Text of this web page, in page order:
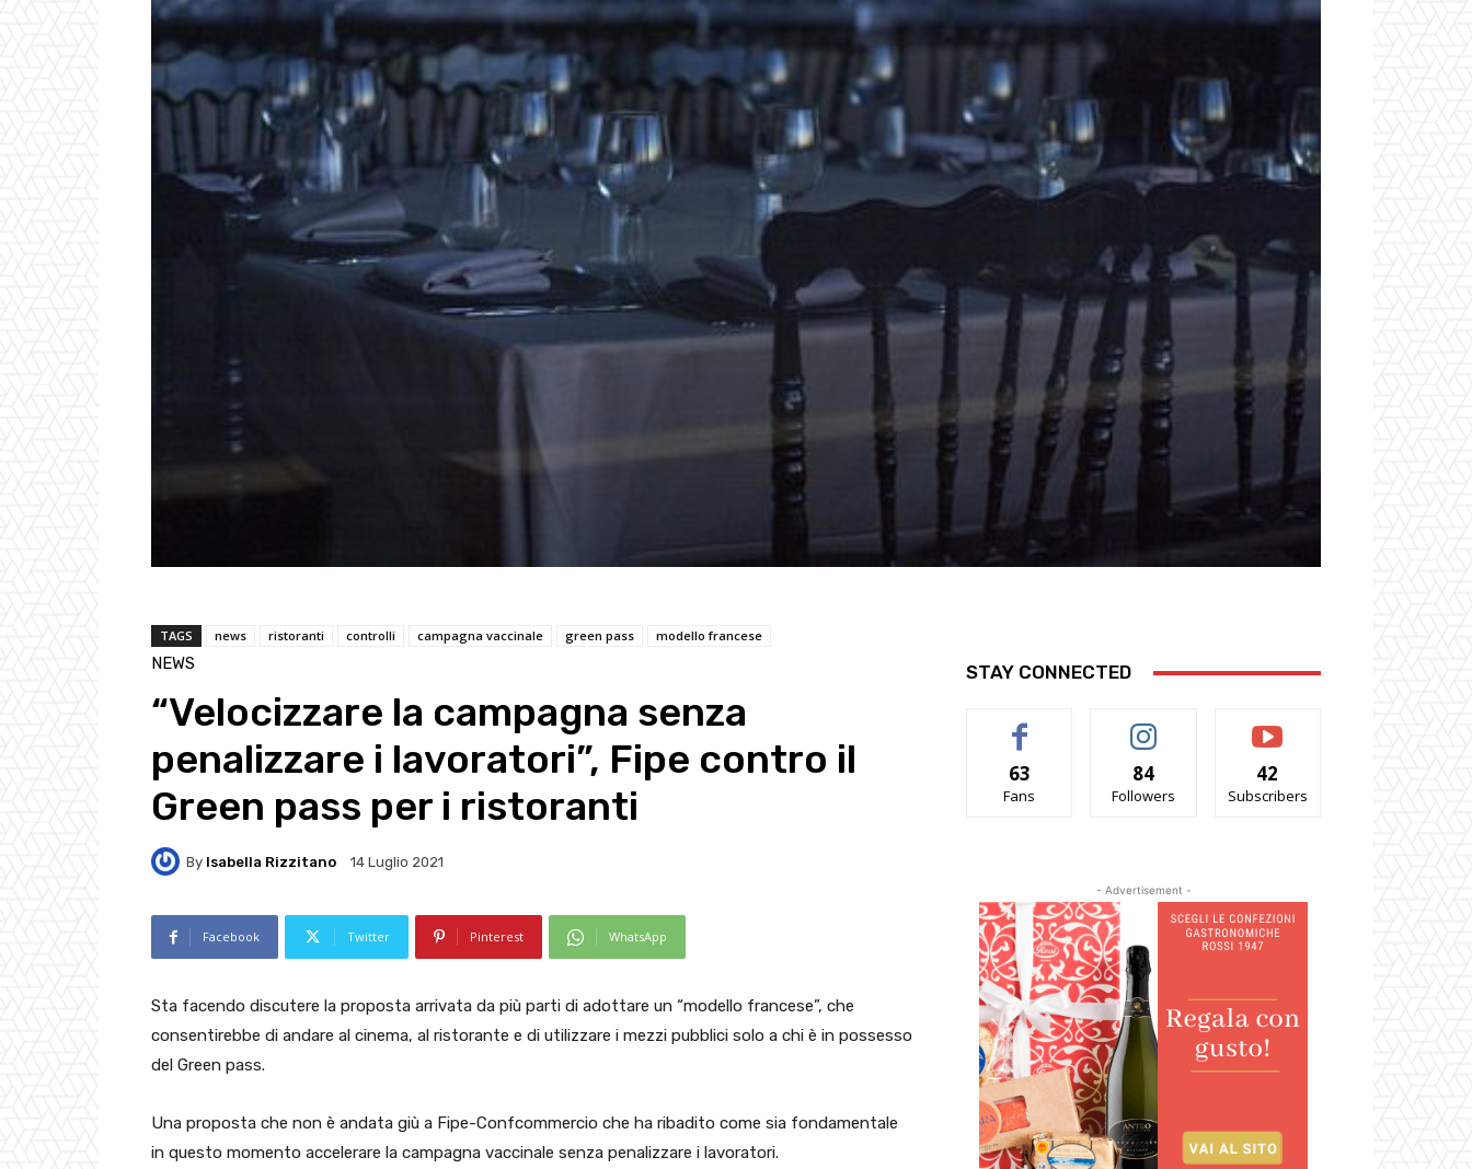
TAGS news ristoranti controlli campagna vaccinale green pass modello francese
NEWS
“Velocizzare la campagna senza
penalizzare i lavoratori”, Fipe contro il
Green pass per i ristoranti
By Isabella Rizzitano 14 Luglio 2021
Facebook Twitter Pinterest WhatsApp
Sta facendo discutere la proposta arrivata da più parti di adottare un “modello francese”, che
consentirebbe di andare al cinema, al ristorante e di utilizzare i mezzi pubblici solo a chi è in possesso
del Green pass.
Una proposta che non è andata giù a Fipe-Confcommercio che ha ribadito come sia fondamentale
in questo momento accelerare la campagna vaccinale senza penalizzare i lavoratori.
STAY CONNECTED
63
Fans
84
Followers
42
Subscribers
- Advertisement -